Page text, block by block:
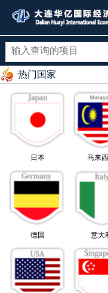
热门国家
日本 马来
德国 意大